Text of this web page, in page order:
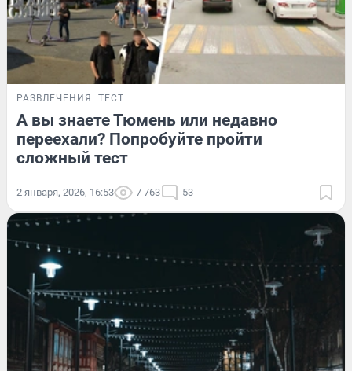
РАЗВЛЕЧЕНИЯ ТЕСТ
А вы знаете Тюмень или недавно
переехали? Попробуйте пройти
сложный тест
2 января, 2026, 16:53 7 763 53